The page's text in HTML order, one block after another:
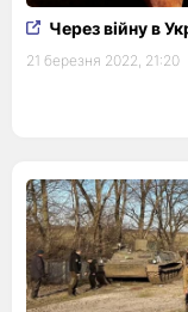
Через війну в
21 березня 2022, 21:20